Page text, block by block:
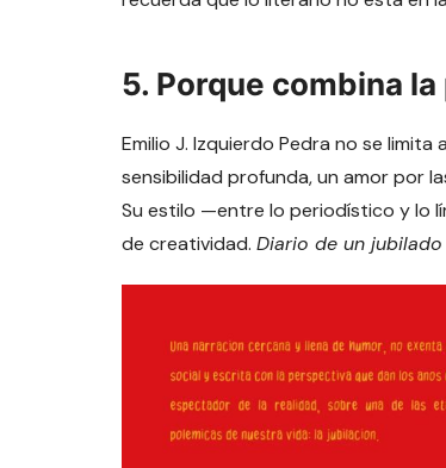
5. Porque combina
Emilio J. Izquierdo Pedra no se
sensibilidad profunda, un amor por
Su estilo —entre lo periodístico y lo
de creatividad. Diario de un